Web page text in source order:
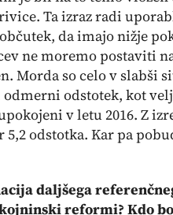
Ta izraz radi
da imajo nižje
ne moremo postaviti
Morda so celo v slabši
odstotek, kot
v letu 2016. Z
odstotka. Kar pa
daljšega
reformi? Kdo